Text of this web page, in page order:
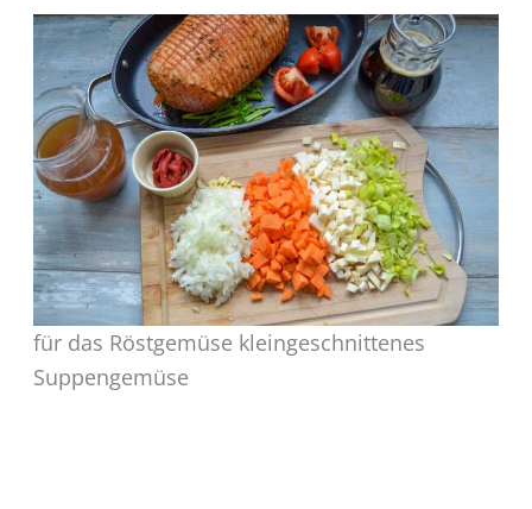
für das Röstgemüse kleingeschnittenes
Suppengemüse